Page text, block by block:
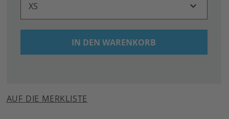
XS
IN DEN WARENKORB
AUF DIE MERKLISTE